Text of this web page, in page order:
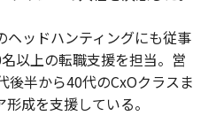
ッドハンティングにも従事
以上の転職支援を担当。営
半から40代のCxOクラスま
成を支援している。